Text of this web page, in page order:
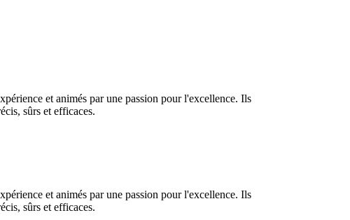
et animés par une passion pour l'excellence. Ils
sûrs et efficaces.
et animés par une passion pour l'excellence. Ils
sûrs et efficaces.